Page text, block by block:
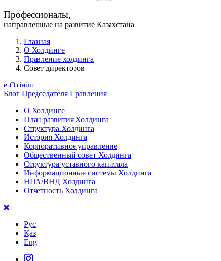
Профессионалы,
направленные на развитие Казахстана
Главная
О Холдинге
Правление холдинга
Совет директоров
е-Өтініш
Блог Председателя Правления
О Холдинге
План развития Холдинга
Структура Холдинга
История Холдинга
Корпоративное управление
Общественный совет Холдинга
Структура уставного капитала
Информационные системы Холдинга
НПА/ВНД Холдинга
Отчетность Холдинга
Рус
Қаз
Eng